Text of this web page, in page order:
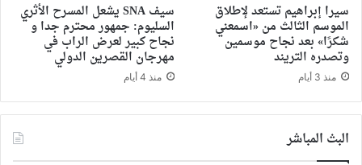
سيرا إبراهيم تستعد لإطلاق
الموسم الثالث من «اسمعني
شكرًا» بعد نجاح موسمين
وتصدره التريند
منذ 3 أيام
سيف SNA يشعل المسرح الأثري
السليوم: جمهور محترم جدا و
نجاح كبير لعرض الراب في
مهرجان القصرين الدولي
منذ 4 أيام
البث المباشر